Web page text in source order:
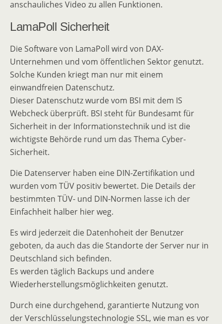
anschauliches Video zu allen Funktionen.
LamaPoll Sicherheit
Die Software von LamaPoll wird von DAX-
Unternehmen und vom öffentlichen Sektor genutzt.
Solche Kunden kriegt man nur mit einem
einwandfreien Datenschutz.
Dieser Datenschutz wurde vom BSI mit dem IS
Webcheck überprüft. BSI steht für Bundesamt für
Sicherheit in der Informationstechnik und ist die
wichtigste Behörde rund um das Thema Cyber-
Sicherheit.
Die Datenserver haben eine DIN-Zertifikation und
wurden vom TÜV positiv bewertet. Die Details der
bestimmten TÜV- und DIN-Normen lasse ich der
Einfachheit halber hier weg.
Es wird jederzeit die Datenhoheit der Benutzer
geboten, da auch das die Standorte der Server nur in
Deutschland sich befinden.
Es werden täglich Backups und andere
Wiederherstellungsmöglichkeiten genutzt.
Durch eine durchgehend, garantierte Nutzung von
der Verschlüsselungstechnologie SSL, wie man es vor